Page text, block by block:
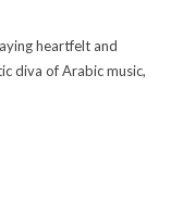
heartfelt and
diva of Arabic music,